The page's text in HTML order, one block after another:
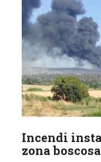
Incendi
zona